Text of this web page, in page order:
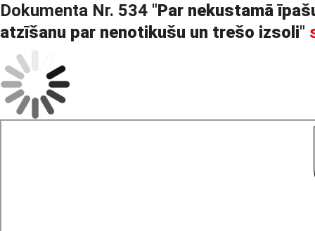
Dokumenta Nr. 534 "Par nekustamā
atzīšanu par nenotikušu un trešo izsoli"